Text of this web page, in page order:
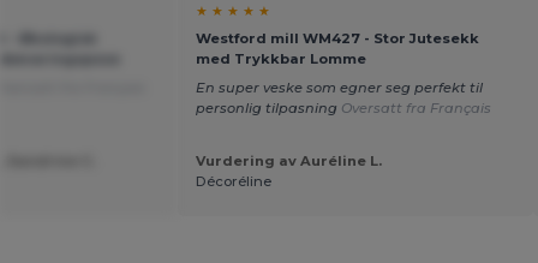
★ ★ ★ ★ ★
Westford mill WM427 - Stor Jutesekk
med Trykkbar Lomme
En super veske som egner seg perfekt til
personlig tilpasning Oversatt fra Français
Vurdering av Auréline L.
Décoréline